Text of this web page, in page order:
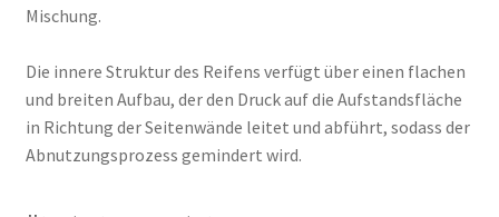
Mischung.
Die innere Struktur des Reifens verfügt über einen flachen
und breiten Aufbau, der den Druck auf die Aufstandsfläche
in Richtung der Seitenwände leitet und abführt, sodass der
Abnutzungsprozess gemindert wird.